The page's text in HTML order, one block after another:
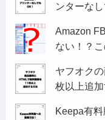
ンターなし
Amazon
ない！？
ヤフオク
枚以上追
Keepa有